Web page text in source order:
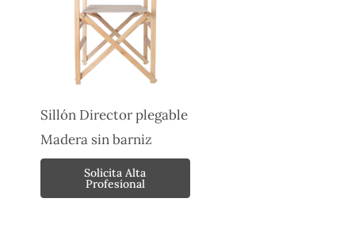
Sillón Director plegable
Madera sin barniz
Solicita Alta
Profesional